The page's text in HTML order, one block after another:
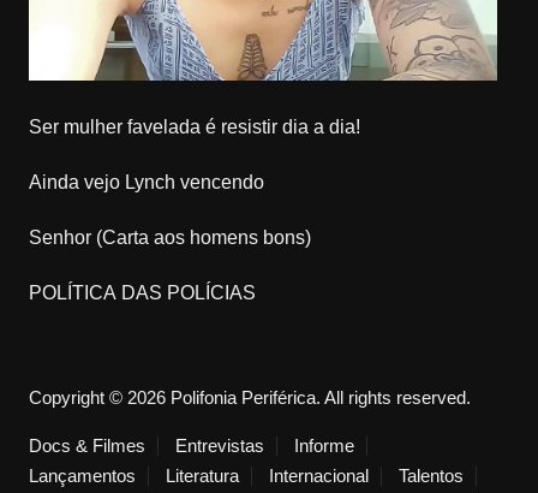
Ser mulher favelada é resistir dia a dia!
Ainda vejo Lynch vencendo
Senhor (Carta aos homens bons)
POLÍTICA DAS POLÍCIAS
Copyright © 2026 Polifonia Periférica. All rights reserved.
Docs & Filmes Entrevistas
Informe
Lançamentos
Literatura Internacional Talentos